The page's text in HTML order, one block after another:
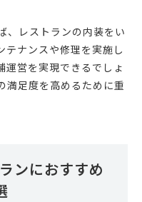
、レストランの内装をい
テナンスや修理を実施し
運営を実現できるでしょ
満足度を高めるために重
ンにおすすめ